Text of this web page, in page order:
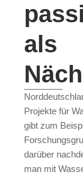
als
Projekte für
gibt zum
darüber
man mit